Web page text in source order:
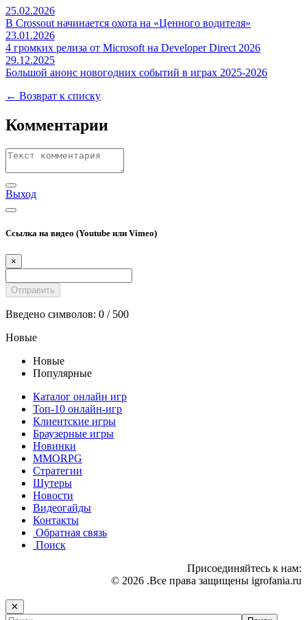
25.02.2026
В Crossout начинается охота на «Ценного водителя»
23.01.2026
4 громких релиза от Microsoft на Developer Direct 2026
29.12.2025
Большой анонс новогодних событий в играх 2025-2026
← Возврат к списку
Комментарии
Выход
Ссылка на видео (Youtube или Vimeo)
×
Введено символов: 0 / 500
Новые
Новые
Популярные
Каталог онлайн игр
Топ-10 онлайн-игр
Клиентские игры
Браузерные игры
Новинки
MMORPG
Стратегии
Шутеры
Новости
Видеогайды
Контакты
Обратная связь
Поиск
Присоединяйтесь к нам:
© 2026 .Все права защищены igrofania.ru
✕